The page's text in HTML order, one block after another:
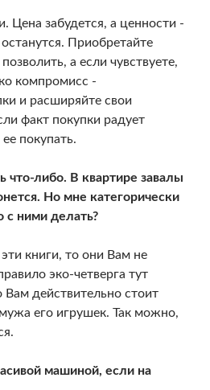
Цена забудется, а ценности -
Приобретайте
а если чувствуете,
компромисс -
и расширяйте свои
факт покупки радует
покупать.
либо. В квартире завалы
Но мне категорически
с ними делать?
книги, то они Вам не
эко-четверга тут
действительно стоит
его игрушек. Так можно,
машиной, если на